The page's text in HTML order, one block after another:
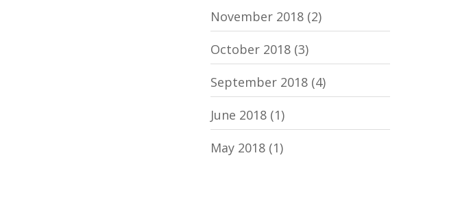
November 2018(2)
October 2018(3)
September 2018(4)
June 2018(1)
May 2018(1)